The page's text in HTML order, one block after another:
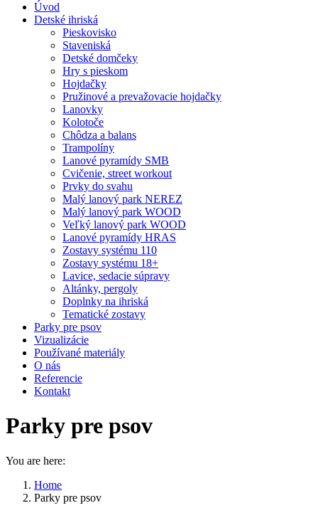
Úvod
Detské ihriská
Pieskovisko
Staveniská
Detské domčeky
Hry s pieskom
Hojdačky
Pružinové a prevažovacie hojdačky
Lanovky
Kolotoče
Chôdza a balans
Trampolíny
Lanové pyramídy SMB
Cvičenie, street workout
Prvky do svahu
Malý lanový park NEREZ
Malý lanový park WOOD
Veľký lanový park WOOD
Lanové pyramídy HRAS
Zostavy systému 110
Zostavy systému 18+
Lavice, sedacie súpravy
Altánky, pergoly
Doplnky na ihriská
Tematické zostavy
Parky pre psov
Vizualizácie
Používané materiály
O nás
Referencie
Kontakt
Parky pre psov
You are here:
Home
Parky pre psov